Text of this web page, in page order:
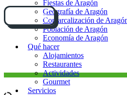
Fiestas de Aragón
Geografía de Aragón
Comarcalización de
Población de Aragón
Economía de Aragón
Qué hacer
Alojamientos
Restaurantes
Actividades
Gourmet
Servicios
Cómo llegar